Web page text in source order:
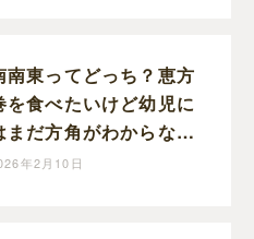
南東ってどっち？恵方
を食べたいけど幼児に
まだ方角がわからない
マッマの育児漫画
年2月10日